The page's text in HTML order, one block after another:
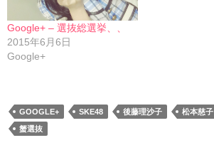
Google+ – 選抜総選挙、、
2015年6月6日
Google+
GOOGLE+ SKE48 後藤理沙子 松本慈子
蟹選抜